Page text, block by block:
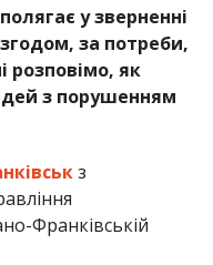
у зверненні
за потреби,
розповімо, як
з порушенням
з
Франківській